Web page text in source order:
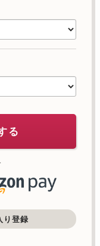
る
り登録